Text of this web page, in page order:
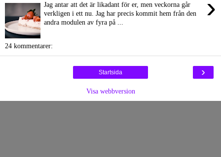
›
Jag antar att det är likadant för er, men veckorna går
verkligen i ett nu. Jag har precis kommit hem från den
andra modulen av fyra på ...
24 kommentarer:
›
Startsida
Visa webbversion